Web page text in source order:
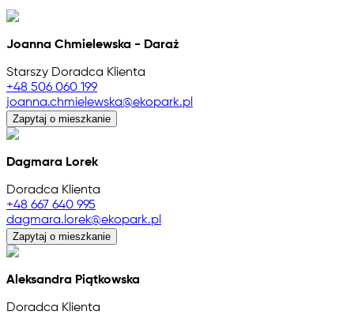
Joanna Chmielewska - Daraż
Starszy Doradca Klienta
+48 506 060 199
joanna.chmielewska@ekopark.pl
Zapytaj o mieszkanie
Dagmara Lorek
Doradca Klienta
+48 667 640 995
dagmara.lorek@ekopark.pl
Zapytaj o mieszkanie
Aleksandra Piątkowska
Doradca Klienta